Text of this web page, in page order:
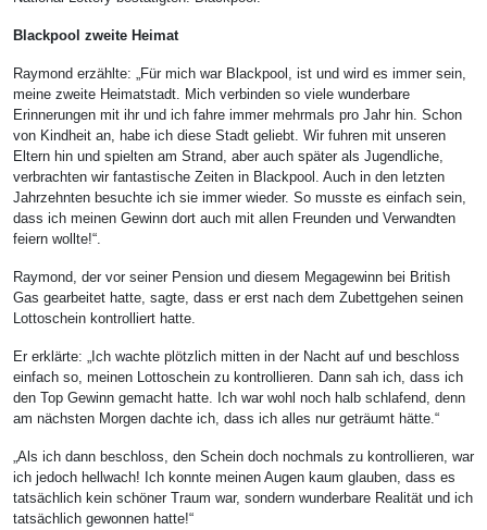
Blackpool zweite Heimat
Raymond erzählte: „Für mich war Blackpool, ist und wird es immer sein,
meine zweite Heimatstadt. Mich verbinden so viele wunderbare
Erinnerungen mit ihr und ich fahre immer mehrmals pro Jahr hin. Schon
von Kindheit an, habe ich diese Stadt geliebt. Wir fuhren mit unseren
Eltern hin und spielten am Strand, aber auch später als Jugendliche,
verbrachten wir fantastische Zeiten in Blackpool. Auch in den letzten
Jahrzehnten besuchte ich sie immer wieder. So musste es einfach sein,
dass ich meinen Gewinn dort auch mit allen Freunden und Verwandten
feiern wollte!“.
Raymond, der vor seiner Pension und diesem Megagewinn bei British
Gas gearbeitet hatte, sagte, dass er erst nach dem Zubettgehen seinen
Lottoschein kontrolliert hatte.
Er erklärte: „Ich wachte plötzlich mitten in der Nacht auf und beschloss
einfach so, meinen Lottoschein zu kontrollieren. Dann sah ich, dass ich
den Top Gewinn gemacht hatte. Ich war wohl noch halb schlafend, denn
am nächsten Morgen dachte ich, dass ich alles nur geträumt hätte.“
„Als ich dann beschloss, den Schein doch nochmals zu kontrollieren, war
ich jedoch hellwach! Ich konnte meinen Augen kaum glauben, dass es
tatsächlich kein schöner Traum war, sondern wunderbare Realität und ich
tatsächlich gewonnen hatte!“